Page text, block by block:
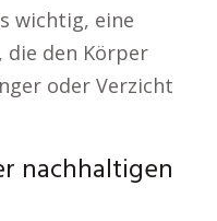
wichtig, eine
die den Körper
oder Verzicht
nachhaltigen